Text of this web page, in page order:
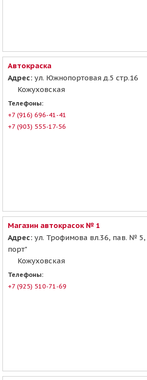
Автокраска
Адрес: ул. Южнопортовая д.5 стр.16
Кожуховская
Телефоны:
+7 (916) 696-41-41
+7 (903) 555-17-56
Магазин автокрасок № 1
Адрес: ул. Трофимова вл.36, пав. №
порт"
Кожуховская
Телефоны:
+7 (925) 510-71-69